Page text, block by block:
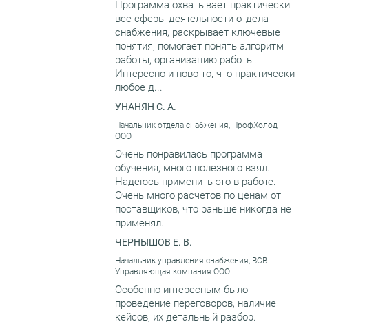
Программа охватывает практически
все сферы деятельности отдела
снабжения, раскрывает ключевые
понятия, помогает понять алгоритм
работы, организацию работы.
Интересно и ново то, что практически
любое д...
УНАНЯН С. А.
Начальник отдела снабжения, ПрофХолод
ООО
Очень понравилась программа
обучения, много полезного взял.
Надеюсь применить это в работе.
Очень много расчетов по ценам от
поставщиков, что раньше никогда не
применял.
ЧЕРНЫШОВ Е. В.
Начальник управления снабжения, ВСВ
Управляющая компания ООО
Особенно интересным было
проведение переговоров, наличие
кейсов, их детальный разбор.